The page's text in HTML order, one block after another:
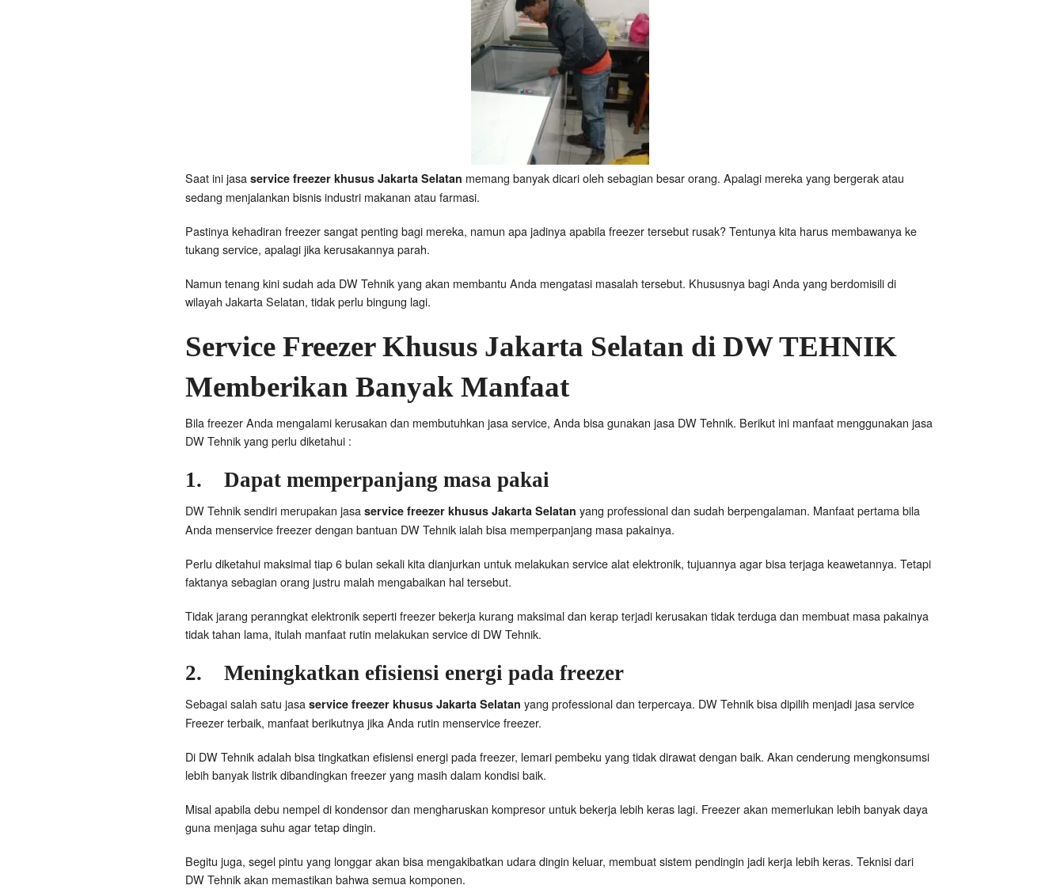
Saat ini jasa service freezer khusus Jakarta Selatan memang banyak dicari oleh sebagian besar orang. Apalagi mereka yang bergerak atau
sedang menjalankan bisnis industri makanan atau farmasi.
Pastinya kehadiran freezer sangat penting bagi mereka, namun apa jadinya apabila freezer tersebut rusak? Tentunya kita harus membawanya ke
tukang service, apalagi jika kerusakannya parah.
Namun tenang kini sudah ada DW Tehnik yang akan membantu Anda mengatasi masalah tersebut. Khususnya bagi Anda yang berdomisili di
wilayah Jakarta Selatan, tidak perlu bingung lagi.
Service Freezer Khusus Jakarta Selatan di DW TEHNIK
Memberikan Banyak Manfaat
Bila freezer Anda mengalami kerusakan dan membutuhkan jasa service, Anda bisa gunakan jasa DW Tehnik. Berikut ini manfaat menggunakan jasa
DW Tehnik yang perlu diketahui :
1. Dapat memperpanjang masa pakai
DW Tehnik sendiri merupakan jasa service freezer khusus Jakarta Selatan yang professional dan sudah berpengalaman. Manfaat pertama bila
Anda menservice freezer dengan bantuan DW Tehnik ialah bisa memperpanjang masa pakainya.
Perlu diketahui maksimal tiap 6 bulan sekali kita dianjurkan untuk melakukan service alat elektronik, tujuannya agar bisa terjaga keawetannya. Tetapi
faktanya sebagian orang justru malah mengabaikan hal tersebut.
Tidak jarang peranngkat elektronik seperti freezer bekerja kurang maksimal dan kerap terjadi kerusakan tidak terduga dan membuat masa pakainya
tidak tahan lama, itulah manfaat rutin melakukan service di DW Tehnik.
2. Meningkatkan efisiensi energi pada freezer
Sebagai salah satu jasa service freezer khusus Jakarta Selatan yang professional dan terpercaya. DW Tehnik bisa dipilih menjadi jasa service
Freezer terbaik, manfaat berikutnya jika Anda rutin menservice freezer.
Di DW Tehnik adalah bisa tingkatkan efisiensi energi pada freezer, lemari pembeku yang tidak dirawat dengan baik. Akan cenderung mengkonsumsi
lebih banyak listrik dibandingkan freezer yang masih dalam kondisi baik.
Misal apabila debu nempel di kondensor dan mengharuskan kompresor untuk bekerja lebih keras lagi. Freezer akan memerlukan lebih banyak daya
guna menjaga suhu agar tetap dingin.
Begitu juga, segel pintu yang longgar akan bisa mengakibatkan udara dingin keluar, membuat sistem pendingin jadi kerja lebih keras. Teknisi dari
DW Tehnik akan memastikan bahwa semua komponen.